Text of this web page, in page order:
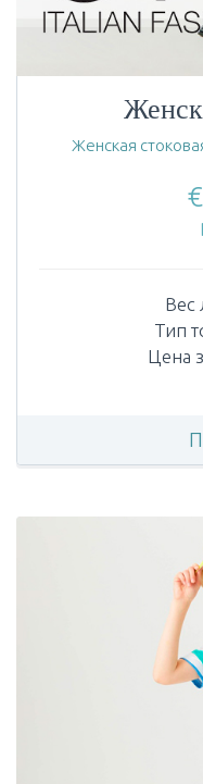
Женская
€
Вес
Тип
Цена